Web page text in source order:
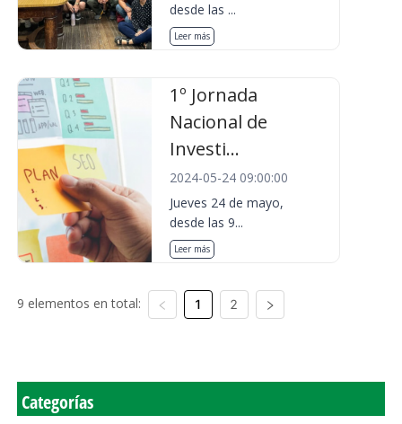
desde las ...
Leer más
1º Jornada
Nacional de
Investi...
2024-05-24 09:00:00
Jueves 24 de mayo,
desde las 9...
Leer más
9 elementos en total: 1 2
Categorías